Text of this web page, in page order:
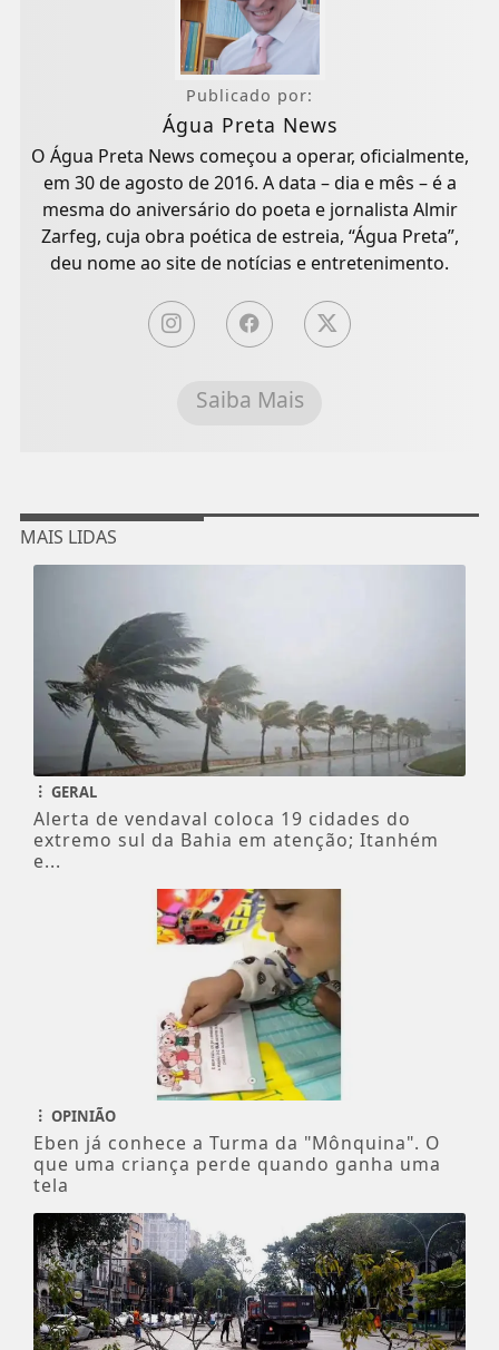
Publicado por:
Água Preta News
O Água Preta News começou a operar, oficialmente,
em 30 de agosto de 2016. A data – dia e mês – é a
mesma do aniversário do poeta e jornalista Almir
Zarfeg, cuja obra poética de estreia, “Água Preta”,
deu nome ao site de notícias e entretenimento.
Saiba Mais
MAIS LIDAS
GERAL
Alerta de vendaval coloca 19 cidades do
extremo sul da Bahia em atenção; Itanhém
e...
OPINIÃO
Eben já conhece a Turma da "Mônquina". O
que uma criança perde quando ganha uma
tela